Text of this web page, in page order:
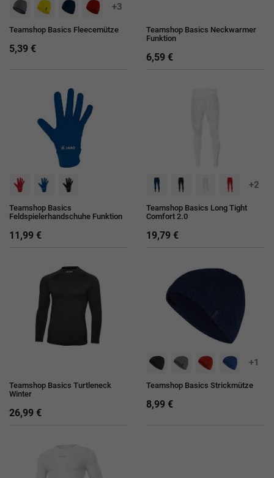
+3
Teamshop Basics Fleecemütze
5,39 €
Teamshop Basics Neckwarmer
Funktion
6,59 €
Teamshop Basics
Feldspielerhandschuhe Funktion
11,99 €
+2
Teamshop Basics Long Tight
Comfort 2.0
19,79 €
Teamshop Basics Turtleneck
Winter
26,99 €
+1
Teamshop Basics Strickmütze
8,99 €